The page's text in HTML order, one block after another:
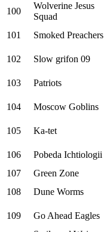
100
Wolverine Jesus
Squad
101
Smoked Preachers
102
Slow grifon 09
103
Patriots
104
Moscow Goblins
105
Ka-tet
106
Pobeda Ichtiologii
107
Green Zone
108
Dune Worms
109
Go Ahead Eagles